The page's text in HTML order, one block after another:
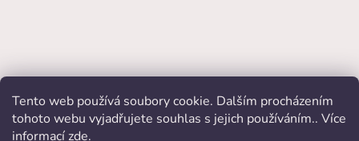
Tento web používá soubory cookie. Dalším procházením
tohoto webu vyjadřujete souhlas s jejich používáním.. Více
informací zde.
Přijímáme online platby